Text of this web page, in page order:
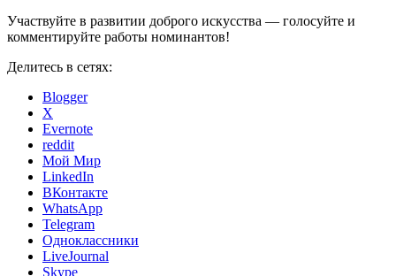
Участвуйте в развитии доброго искусства — голосуйте и
комментируйте работы номинантов!
Делитесь в сетях:
Blogger
X
Evernote
reddit
Мой Мир
LinkedIn
ВКонтакте
WhatsApp
Telegram
Одноклассники
LiveJournal
Skype